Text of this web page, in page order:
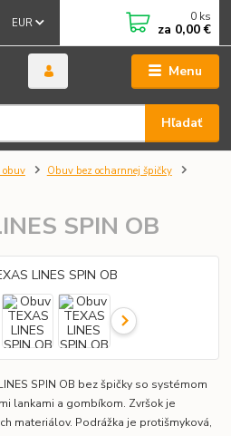
Menu
EUR
Hľadať
0 ks
za 0,00 €
obuv
Obuv bez ocharnnej špičky
SPIN OB
SPIN OB bez špičky so systémom
lankami a gombíkom. Zvršok je
materiálov. Podrážka je protišmyková,